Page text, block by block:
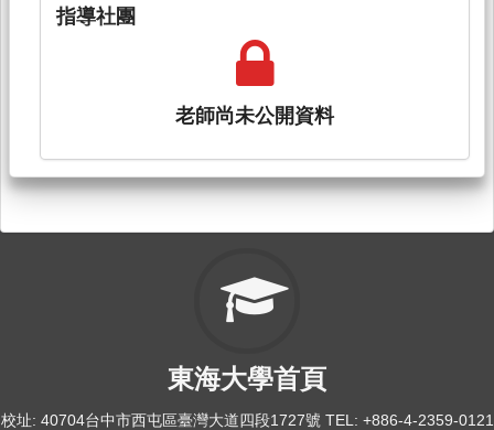
指導社團
老師尚未公開資料
東海大學首頁
校址: 40704台中市西屯區臺灣大道四段1727號 TEL: +886-4-2359-0121